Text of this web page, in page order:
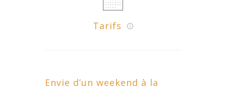
Tarifs
Envie d’un weekend à la